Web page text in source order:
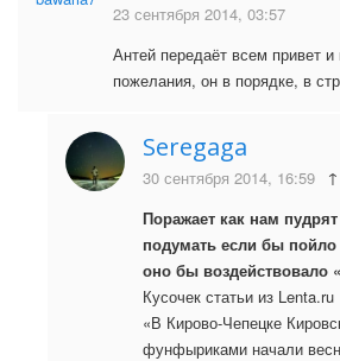
23 сентября 2014, 03:57
Антей передаёт всем привет
пожелания, он в порядке, в
Seregaga
30 сентября 2014, 16:59 ↑
Поражает как нам
подумать если бы
оно бы воздействовало
Кусочек статьи из Lenta.ru
«В Кирово-Чепецке
фунфыриками начали